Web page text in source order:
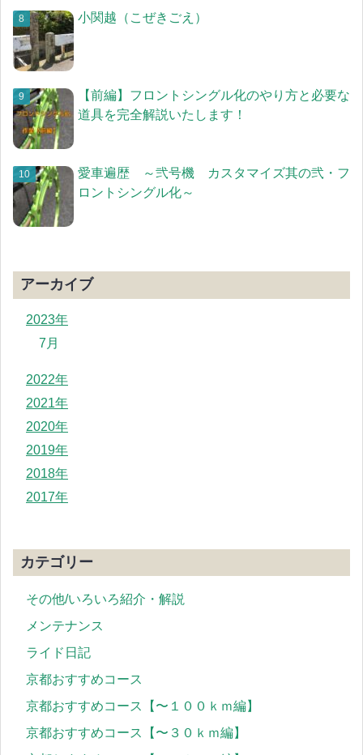
小関越（こぜきごえ）
【前編】フロントシングル化のやり方と必要な
道具を完全解説いたします！
愛車遍歴 ～弐号機 カスタマイズ其の弐・フ
ロントシングル化～
アーカイブ
2023年
7月
2022年
2021年
2020年
2019年
2018年
2017年
カテゴリー
その他/いろいろ紹介・解説
メンテナンス
ライド日記
京都おすすめコース
京都おすすめコース【〜１００ｋｍ編】
京都おすすめコース【〜３０ｋｍ編】